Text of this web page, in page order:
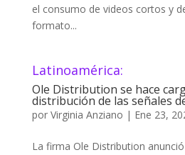
el consumo de videos cortos y
formato...
Latinoamérica:
Ole Distribution se hace
distribución de las señales
por Virginia Anziano | Ene 23,
La firma Ole Distribution